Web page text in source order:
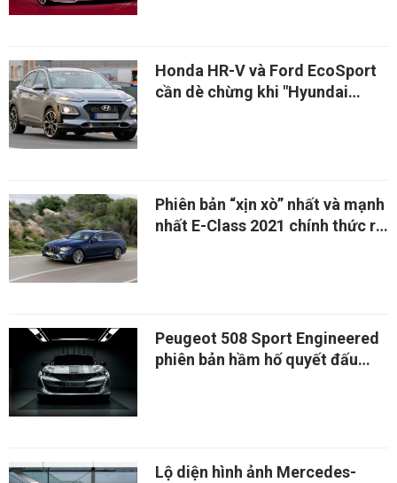
Honda HR-V và Ford EcoSport
cần dè chừng khi "Hyundai
Phiên bản “xịn xò” nhất và mạnh
nhất E-Class 2021 chính thức ra
Peugeot 508 Sport Engineered
phiên bản hầm hố quyết đấu
Lộ diện hình ảnh Mercedes-